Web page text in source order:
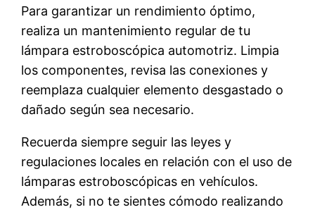
Para garantizar un rendimiento óptimo,
realiza un mantenimiento regular de tu
lámpara estroboscópica automotriz. Limpia
los componentes, revisa las conexiones y
reemplaza cualquier elemento desgastado o
dañado según sea necesario.
Recuerda siempre seguir las leyes y
regulaciones locales en relación con el uso de
lámparas estroboscópicas en vehículos.
Además, si no te sientes cómodo realizando